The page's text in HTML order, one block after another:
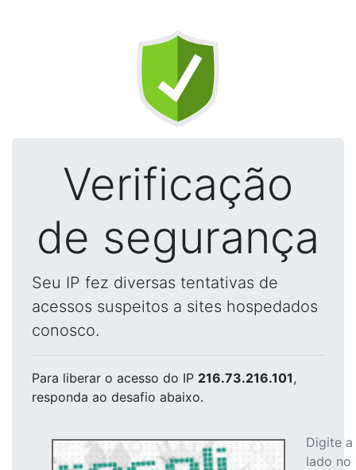
Verificação
de segurança
Seu IP fez diversas tentativas de
acessos suspeitos a sites hospedados
conosco.
Para liberar o acesso do IP 216.73.216.101,
responda ao desafio abaixo.
Digite
lado no